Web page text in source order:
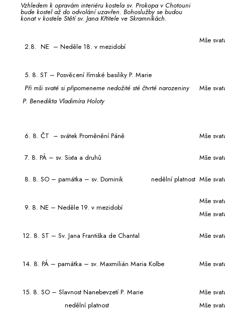
Vzhledem k opravám interiéru kostela sv. Prokopa v Chotouni
bude kostel až do odvolání uzavřen. Bohoslužby se budou
konat v kostele Stětí sv. Jana Křtitele ve Skramníkách.
2.8. NE – Neděle 18. v mezidobí
Mše
5. 8. ST – Posvěcení římské basiliky P. Marie
Při mši svaté si připomeneme nedožité sté čtvrté narozeniny
P. Benedikta Vladimíra Holoty
Mše
6. 8. ČT – svátek Proměnění Páně Mše
7. 8. PÁ – sv. Sixta a druhů Mše
8. 8. SO – památka – sv. Dominik nedělní platnost Mše
9. 8. NE – Neděle 19. v mezidobí
Mše
Mše
12. 8. ST – Sv. Jana Františka de Chantal Mše
14. 8. PÁ – památka – sv. Maxmilián Maria Kolbe Mše
15. 8. SO – Slavnost Nanebevzetí P. Marie
nedělní platnost
Mše
Mše